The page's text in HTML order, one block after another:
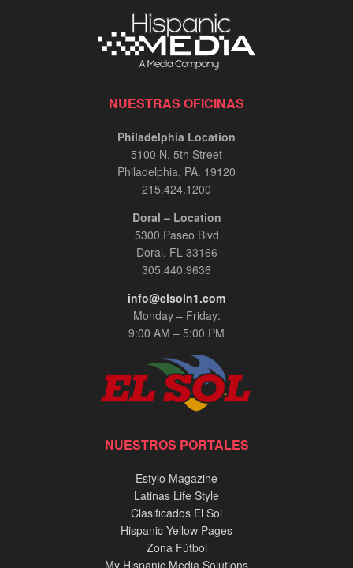
NUESTRAS OFICINAS
Philadelphia Location
5100 N. 5th Street
Philadelphia, PA. 19120
215.424.1200
Doral – Location
5300 Paseo Blvd
Doral, FL 33166
305.440.9636
info@elsoln1.com
Monday – Friday:
9:00 AM – 5:00 PM
NUESTROS PORTALES
Estylo Magazine
Latinas Life Style
Clasificados El Sol
Hispanic Yellow Pages
Zona Fútbol
My Hispanic Media Solutions